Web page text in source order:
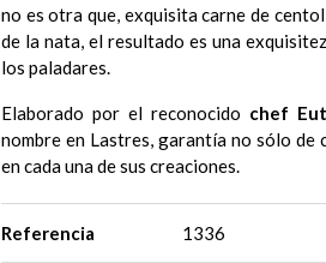
no es otra que, exquisita carne de
de la nata, el resultado es una
los paladares.
Elaborado por el reconocido chef
nombre en Lastres, garantía no sólo de
en cada una de sus creaciones.
Referencia 1336